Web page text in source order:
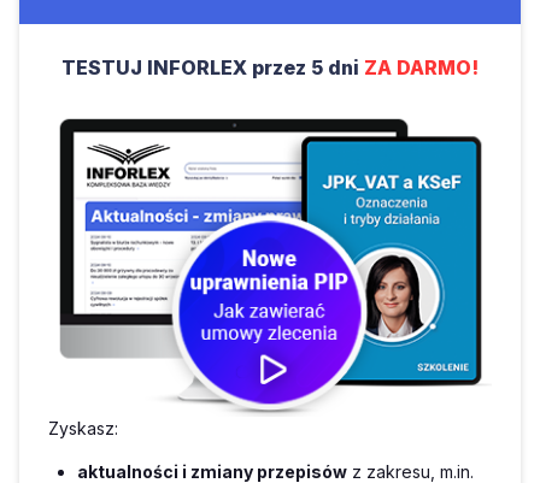
TESTUJ INFORLEX przez 5 dni ZA DARMO!
Zyskasz:
aktualności i zmiany przepisów z zakresu, m.in.